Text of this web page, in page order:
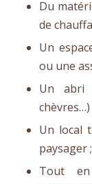
Du
de
Un
ou une
Un abri
chèvres…)
Un local
paysager ;
Tout